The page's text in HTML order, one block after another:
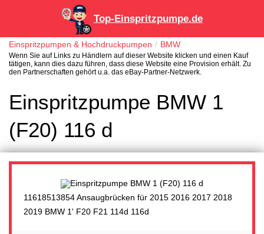
Top-Einspritzpumpe.de
Einspritzpumpen & Hochdruckpumpen BMW
Wenn Sie auf Links zu Händlern auf dieser Website klicken und einen Kauf
tätigen, kann dies dazu führen, dass diese Website eine Provision erhält. Zu
den Partnerschaften gehört u.a. das eBay-Partner-Netzwerk.
Einspritzpumpe BMW 1
(F20) 116 d
11618513854 Ansaugbrücken für 2015 2016 2017 2018
2019 BMW 1' F20 F21 114d 116d